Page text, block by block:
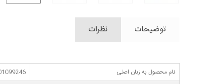
توضیحات نظرات
نام محصول به زبان اصلی